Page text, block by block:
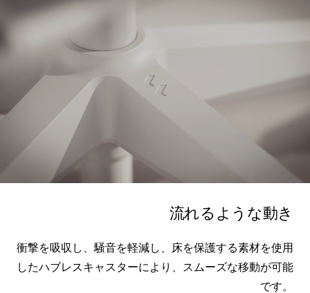
流れるような動き
衝撃を吸収し、騒音を軽減し、床を保護する素材を使用
したハブレスキャスターにより、スムーズな移動が可能
です。